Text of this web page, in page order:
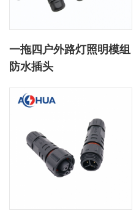
一拖四户外路灯照明模组
防水插头